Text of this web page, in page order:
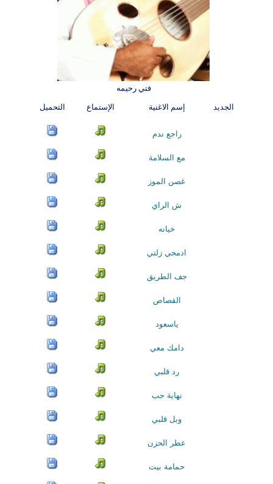
فتي رحيمه
الجديد إسم الاغنية الإستماع التحميل
راجع ندم
مع السلامة
غصن الموز
ش الراي
خيانه
ادمحي زلتي
جف الطريق
القصاص
ياسعود
دامك معي
رد قلبي
نهاية حب
ويل قلبي
عطر الحزن
حمامة بيت